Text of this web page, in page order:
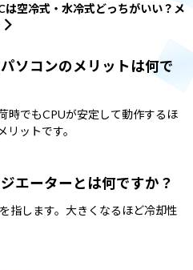
は空冷式・水冷式どっちがいい？メ
ソコンのメリットは何で
時でもCPUが安定して動作するほ
ットです。
エーターとは何ですか？
指します。大きくなるほど冷却性